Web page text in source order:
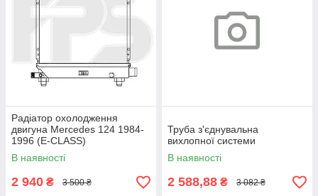
Радіатор охолодження
двигуна Mercedes 124 1984-
1996 (E-CLASS)
В наявності
2 940 ₴ 3 500 ₴
Труба з'єднувальна
вихлопної системи
В наявності
2 588,88 ₴ 3 082 ₴